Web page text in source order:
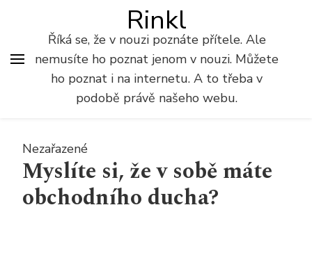
Rinkl
Říká se, že v nouzi poznáte přítele. Ale
nemusíte ho poznat jenom v nouzi. Můžete
ho poznat i na internetu. A to třeba v
podobě právě našeho webu.
Nezařazené
Myslíte si, že v sobě máte
obchodního ducha?